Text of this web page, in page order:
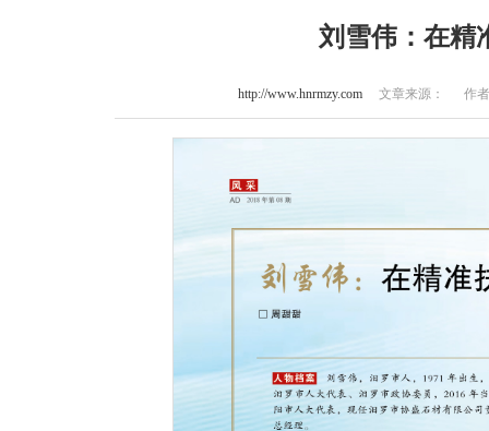
刘雪伟：在精
http://www.hnrmzy.com文章来源： 作者